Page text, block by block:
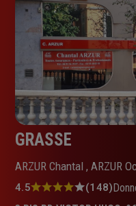
GRASSE
ARZUR Chantal , ARZUR
Note
4.5 (148)